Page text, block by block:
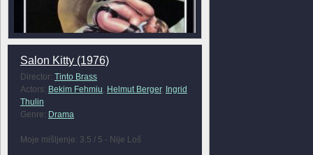
Salon Kitty (1976)
Director: Tinto Brass
Actors: Bekim Fehmiu Helmut Berger, Ingrid
Thulin
Genre: Drama
Moje mišljenje: 3.5 / 5 - Nije Loš